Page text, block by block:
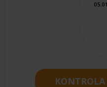
KONTROLA